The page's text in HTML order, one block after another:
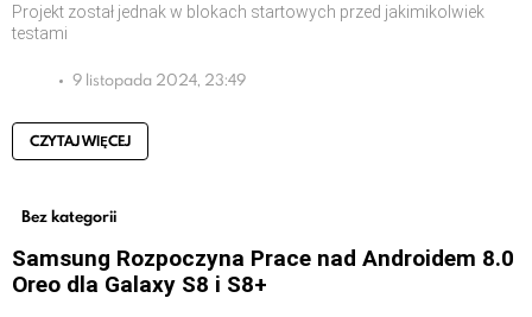
Projekt został jednak w blokach startowych przed jakimikolwiek
testami
9 listopada 2024, 23:49
CZYTAJ WIĘCEJ
Bez kategorii
Samsung Rozpoczyna Prace nad Androidem 8.0
Oreo dla Galaxy S8 i S8+